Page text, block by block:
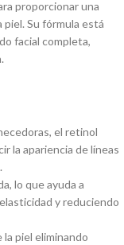
proporcionar una
Su fórmula está
facial completa,
el retinol
la apariencia de líneas
lo que ayuda a
y reduciendo
la piel eliminando